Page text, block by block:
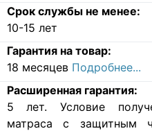
Срок службы не менее:
10-15 лет
Гарантия на товар:
18 месяцев Подробнее...
Расширенная гарантия:
5 лет. Условие
матраса с защитным